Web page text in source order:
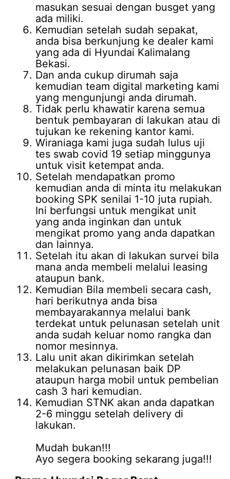
masukan sesuai dengan busget yang
ada miliki.
Kemudian setelah sudah sepakat,
anda bisa berkunjung ke dealer kami
yang ada di Hyundai Kalimalang
Bekasi.
Dan anda cukup dirumah saja
kemudian team digital marketing kami
yang mengunjungi anda dirumah.
Tidak perlu khawatir karena semua
bentuk pembayaran di lakukan atau di
tujukan ke rekening kantor kami.
Wiraniaga kami juga sudah lulus uji
tes swab covid 19 setiap minggunya
untuk visit ketempat anda.
Setelah mendapatkan promo
kemudian anda di minta itu melakukan
booking SPK senilai 1-10 juta rupiah.
Ini berfungsi untuk mengikat unit
yang anda inginkan dan untuk
mengikat promo yang anda dapatkan
dan lainnya.
Setelah itu akan di lakukan survei bila
mana anda membeli melalui leasing
ataupun bank.
Kemudian Bila membeli secara cash,
hari berikutnya anda bisa
membayarakannya melalui bank
terdekat untuk pelunasan setelah unit
anda sudah keluar nomo rangka dan
nomor mesinnya.
Lalu unit akan dikirimkan setelah
melakukan pelunasan baik DP
ataupun harga mobil untuk pembelian
cash 3 hari kemudian.
Kemudian STNK akan anda dapatkan
2-6 minggu setelah delivery di
lakukan.
Mudah bukan!!!
Ayo segera booking sekarang juga!!!